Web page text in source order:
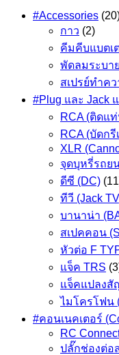
#Accessories
กาว (2)
คีมคีบแบตเ
พัดลมระบา
สเปรย์ทำค
#Plug และ Jack
RCA (ติดแ
RCA (บัดกรี
XLR
จุดบุหรี่รถย
ดีซี (DC)
ทีวี (Jack
บานาน่า
สเปคคอน
หัวต่อ F
แจ็ค TRS
แจ็คแปลงสั
ไมโครโฟน
#คอนเนคเตอร์
RC
ปลั๊กช่องต่อ